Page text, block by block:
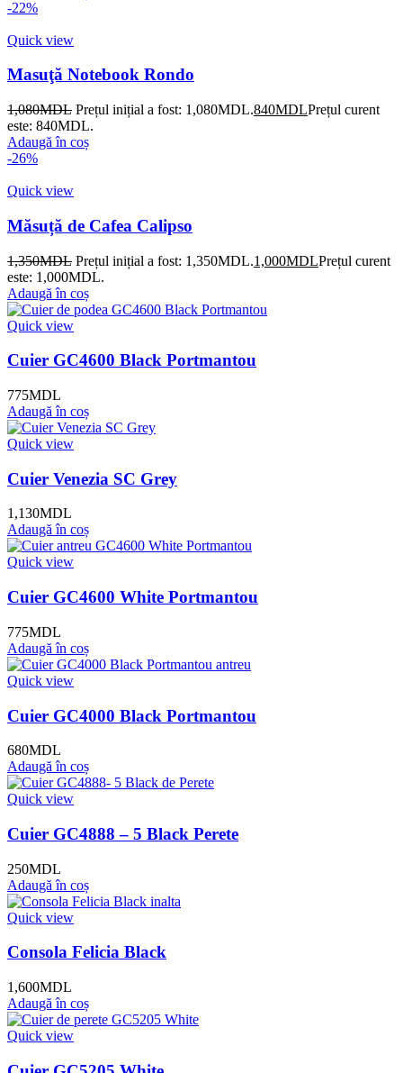
-22%
Quick view
Masuţă Notebook Rondo
1,080MDL Prețul inițial a fost: 1,080MDL.840MDLPrețul curent
este: 840MDL.
Adaugă în coș
-26%
Quick view
Măsuță de Cafea Calipso
1,350MDL Prețul inițial a fost: 1,350MDL.1,000MDLPrețul curent
este: 1,000MDL.
Adaugă în coș
Quick view
Cuier GC4600 Black Portmantou
775MDL
Adaugă în coș
Quick view
Cuier Venezia SC Grey
1,130MDL
Adaugă în coș
Quick view
Cuier GC4600 White Portmantou
775MDL
Adaugă în coș
Quick view
Cuier GC4000 Black Portmantou
680MDL
Adaugă în coș
Quick view
Cuier GC4888 – 5 Black Perete
250MDL
Adaugă în coș
Quick view
Consola Felicia Black
1,600MDL
Adaugă în coș
Quick view